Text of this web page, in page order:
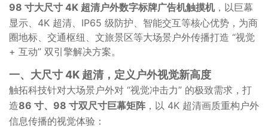
98 寸大尺寸 4K 超清户外数字标牌广告机触摸机，以巨幕
显示、4K 超清、IP65 级防护、智能交互等核心优势，为商
圈地标、交通枢纽、文旅景区等大场景户外传播打造 “视觉
+ 互动” 双引擎解决方案。
一、大尺寸 4K 超清，定义户外视觉新高度
触拓科技针对大场景户外对 “视觉冲击力” 的极致需求，打
造86 寸、98 寸双尺寸巨幕矩阵 ，以 4K 超清画质重构户外
信息传播的视觉体验：